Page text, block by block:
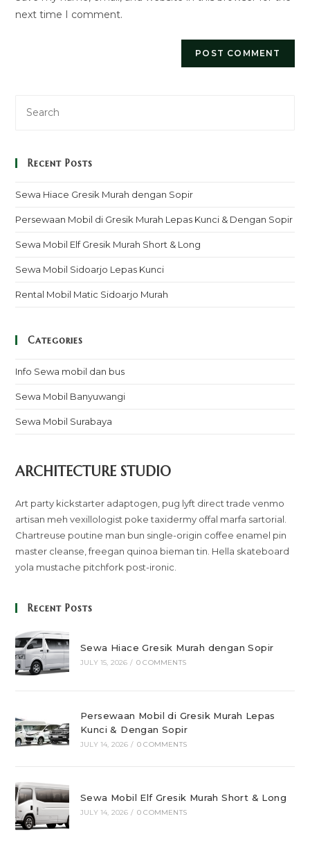
next time I comment.
Recent Posts
Sewa Hiace Gresik Murah dengan Sopir
Persewaan Mobil di Gresik Murah Lepas Kunci & Dengan Sopir
Sewa Mobil Elf Gresik Murah Short & Long
Sewa Mobil Sidoarjo Lepas Kunci
Rental Mobil Matic Sidoarjo Murah
Categories
Info Sewa mobil dan bus
Sewa Mobil Banyuwangi
Sewa Mobil Surabaya
ARCHITECTURE STUDIO
Art party kickstarter adaptogen, pug lyft direct trade venmo
artisan meh vexillologist poke taxidermy offal marfa sartorial.
Chartreuse poutine man bun single-origin coffee enamel pin
master cleanse, freegan quinoa bieman tin. Hella skateboard
yola mustache pitchfork post-ironic.
Recent Posts
Sewa Hiace Gresik Murah dengan Sopir
JULY 15, 2026 / 0 COMMENTS
Persewaan Mobil di Gresik Murah Lepas
Kunci & Dengan Sopir
JULY 14, 2026 / 0 COMMENTS
Sewa Mobil Elf Gresik Murah Short & Long
JULY 14, 2026 / 0 COMMENTS